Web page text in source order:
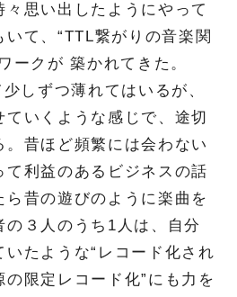
々思い出したようにやって
いて、“TTL繋がりの音楽関
ークが 築かれてきた。
しずつ薄れてはいるが、
ていくような感じで、途切
昔ほど頻繁には会わない
て利益のあるビジネスの話
ら昔の遊びのように楽曲を
３人のうち1人は、自分
たような“レコード化され
限定レコード化”にも力を